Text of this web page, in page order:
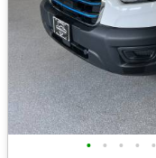
• • • • •